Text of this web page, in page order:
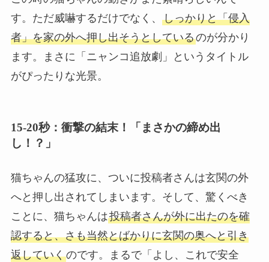
す。ただ威嚇するだけでなく、 しっかりと「侵入
者」を家の外へ押し出そうとしているのが分かり
ます。まさに「ニャンコ追放劇」というタイトル
がぴったりな光景。
15-20秒：衝撃の結末！「まさかの締め出
し！？」
猫ちゃんの猛攻に、ついに投稿者さんは玄関の外
へと押し出されてしまいます。そして、驚くべき
ことに、猫ちゃんは投稿者さんが外に出たのを確
認すると、さも当然とばかりに玄関の奥へと引き
返していくのです。まるで「よし、これで安全